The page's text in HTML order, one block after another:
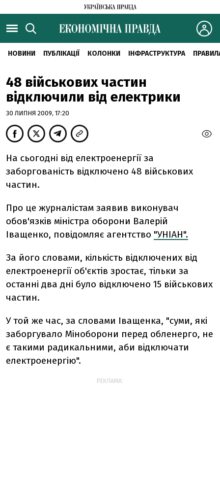
НОВИНИ ПУБЛІКАЦІЇ КОЛОНКИ ІНФРАСТРУКТУРА
48 військових частин
відключили від електрики
30 ЛИПНЯ 2009, 17:20
На сьогодні від електроенергії за
заборгованість відключено 48 військових
частин.
Про це журналістам заявив виконувач
обов'язків міністра оборони Валерій
Іващенко, повідомляє агентство "УНІАН".
За його словами, кількість відключених від
електроенергії об'єктів зростає, тільки за
останні два дні було відключено 15 військових
частин.
У той же час, за словами Іващенка, "суми, які
заборгувало Міноборони перед обленерго, не
є такими радикальними, аби відключати
електроенергію".
РЕКЛАМА: